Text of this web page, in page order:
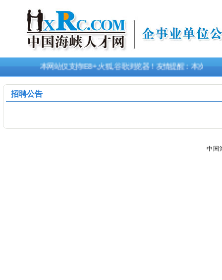
本网站仅支持IE8+,火狐,谷歌浏览器！友情提醒：本次招考
招聘公告
中国